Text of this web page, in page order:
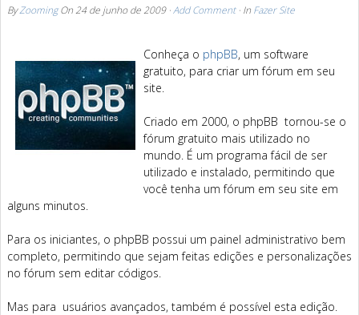
ByZoomingOn 24 de junho de 2009· Add Comment· In Fazer Site
Conheça o phpBB, um software
gratuito, para criar um fórum em seu
site.
Criado em 2000, o phpBB tornou-se o
fórum gratuito mais utilizado no
mundo. É um programa fácil de ser
utilizado e instalado, permitindo que
você tenha um fórum em seu site em
alguns minutos.
Para os iniciantes, o phpBB possui um painel administrativo bem
completo, permitindo que sejam feitas edições e personalizações
no fórum sem editar códigos.
Mas para usuários avançados, também é possível esta edição.